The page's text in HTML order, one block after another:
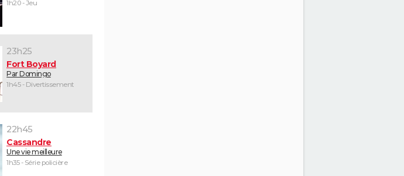
1h20 - Jeu
23h25
Fort Boyard
Par Domingo
1h45 - Divertissement
22h45
Cassandre
Une vie meilleure
1h35 - Série policière